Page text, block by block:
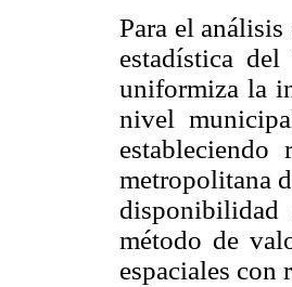
Para el
estadística
uniformiza la
nivel
metropolitana
método de
espaciales con